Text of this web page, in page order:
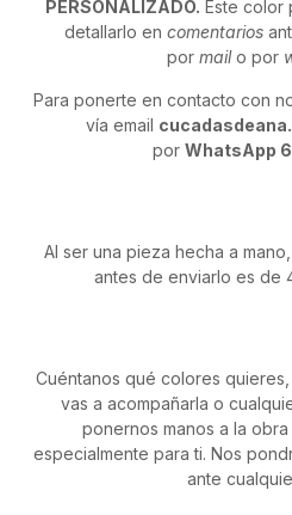
PERSONALIZADO. Este color
detallarlo en comentarios
por mailo por
Para ponerte en contacto con
vía email
por WhatsApp
Al ser una pieza hecha a
antes de enviarlo es de
Cuéntanos qué colores
vas a acompañarla o
ponernos manos a la
especialmente para ti. Nos
ante